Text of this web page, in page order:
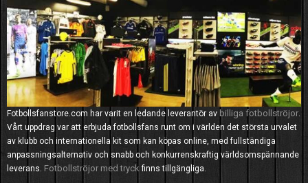
Fotbollsfanstore.com har varit en ledande leverantör av billiga fotbollströjor
Vårt uppdrag var att erbjuda fotbollsfans runt om i världen det största urvalet
av klubb och internationella kit som kan köpas online, med fullständiga
anpassningsalternativ och snabb och konkurrenskraftig världsomspännande
leverans. Fotbollströjor med tryck finns tillgängliga.